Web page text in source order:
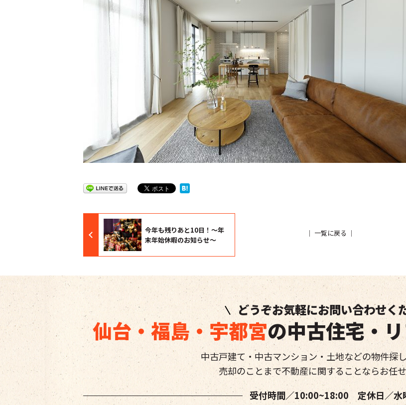
今年も残りあと10日！～年
末年始休暇のお知らせ～
｜ 一覧に戻る ｜
どうぞお気軽にお問い合わせく
仙台・福島・宇都宮の中古住宅・
中古戸建て・中古マンション・土地などの物件探
売却のことまで不動産に関することならお任
受付時間／10:00~18:00 定休日／水